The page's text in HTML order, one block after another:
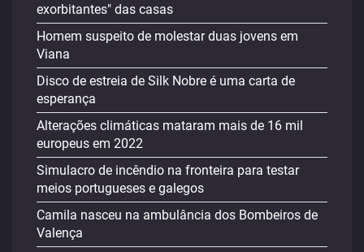
exorbitantes" das casas
Homem suspeito de molestar duas jovens em
Viana
Disco de estreia de Silk Nobre é uma carta de
esperança
Alterações climáticas mataram mais de 16 mil
europeus em 2022
Simulacro de incêndio na fronteira para testar
meios portugueses e galegos
Camila nasceu na ambulância dos Bombeiros de
Valença